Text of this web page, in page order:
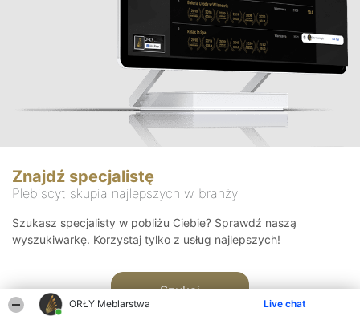
ORŁY Meblarstwa Live chat
Znajdź specjalistę
Plebiscyt skupia najlepszych w branży
Szukasz specjalisty w pobliżu Ciebie? Sprawdź naszą
wyszukiwarkę. Korzystaj tylko z usług najlepszych!
Szukaj